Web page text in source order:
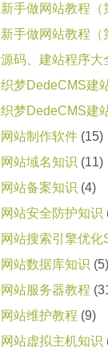
新手做网站教程（
新手做网站教程（
源码、建站程序大
织梦DedeCMS建
织梦DedeCMS建
网站制作软件(15)
网站域名知识 (11)
网站备案知识 (4)
网站安全防护知识
网站搜索引擎优化
网站数据库知识 (5)
网站服务器教程
网站维护教程 (9)
网站虚拟主机知识